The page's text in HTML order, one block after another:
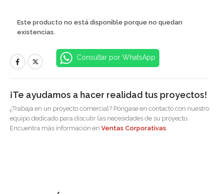
Este producto no está disponible porque no quedan
existencias.
Consultar por WhatsApp
¡Te ayudamos a hacer realidad tus proyectos!
¿Trabaja en un proyecto comercial? Póngase en contacto con nuestro
equipo dedicado para discutir las necesidades de su proyecto.
Encuentra más información en Ventas Corporativas.